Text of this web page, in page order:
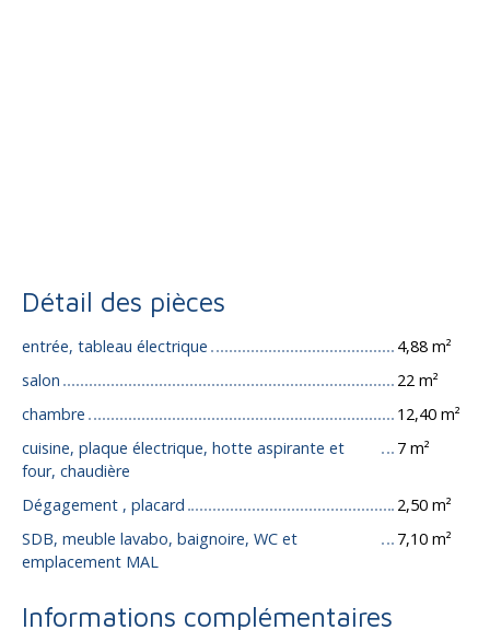
Détail des pièces
entrée, tableau électrique
4,88 m²
salon
22 m²
chambre
12,40 m²
cuisine, plaque électrique, hotte aspirante et
four, chaudière
7 m²
Dégagement , placard
2,50 m²
SDB, meuble lavabo, baignoire, WC et
emplacement MAL
7,10 m²
Informations complémentaires